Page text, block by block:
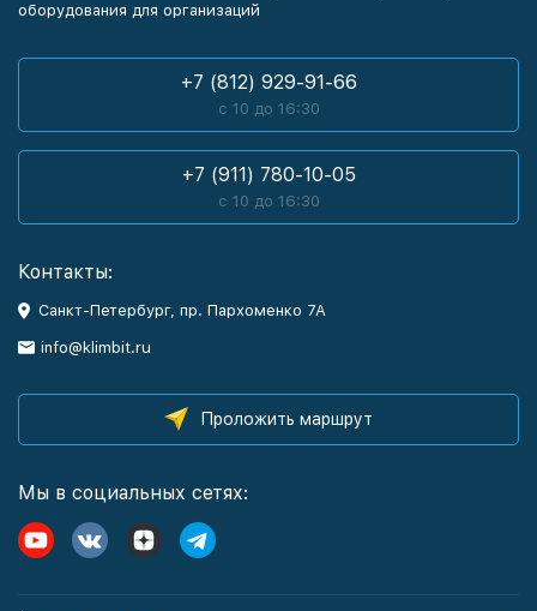
оборудования для организаций
+7 (812) 929-91-66
с 10 до 16:30
+7 (911) 780-10-05
с 10 до 16:30
Контакты:
Санкт-Петербург, пр. Пархоменко 7А
info@klimbit.ru
Проложить маршрут
Мы в социальных сетях: